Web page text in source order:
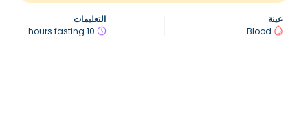
عينة
Blood
التعليمات
10 hours fasting